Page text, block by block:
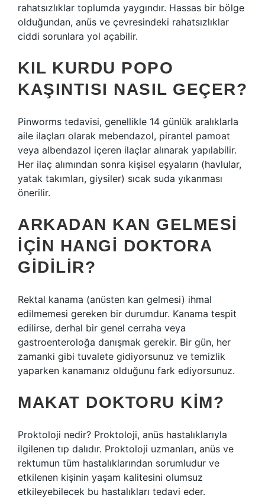
rahatsızlıklar toplumda yaygındır. Hassas bir bölge
olduğundan, anüs ve çevresindeki rahatsızlıklar
ciddi sorunlara yol açabilir.
KIL KURDU POPO
KAŞINTISI NASIL GEÇER?
Pinworms tedavisi, genellikle 14 günlük aralıklarla
aile ilaçları olarak mebendazol, pirantel pamoat
veya albendazol içeren ilaçlar alınarak yapılabilir.
Her ilaç alımından sonra kişisel eşyaların (havlular,
yatak takımları, giysiler) sıcak suda yıkanması
önerilir.
ARKADAN KAN GELMESI
IÇIN HANGI DOKTORA
GIDILIR?
Rektal kanama (anüsten kan gelmesi) ihmal
edilmemesi gereken bir durumdur. Kanama tespit
edilirse, derhal bir genel cerraha veya
gastroenteroloğa danışmak gerekir. Bir gün, her
zamanki gibi tuvalete gidiyorsunuz ve temizlik
yaparken kanamanız olduğunu fark ediyorsunuz.
MAKAT DOKTORU KIM?
Proktoloji nedir? Proktoloji, anüs hastalıklarıyla
ilgilenen tıp dalıdır. Proktoloji uzmanları, anüs ve
rektumun tüm hastalıklarından sorumludur ve
etkilenen kişinin yaşam kalitesini olumsuz
etkileyebilecek bu hastalıkları tedavi eder.